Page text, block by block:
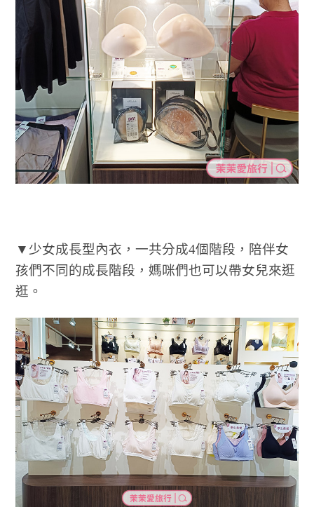
▼少女成長型內衣，一共分成4個階段，陪伴女
孩們不同的成長階段，媽咪們也可以帶女兒來逛
逛。